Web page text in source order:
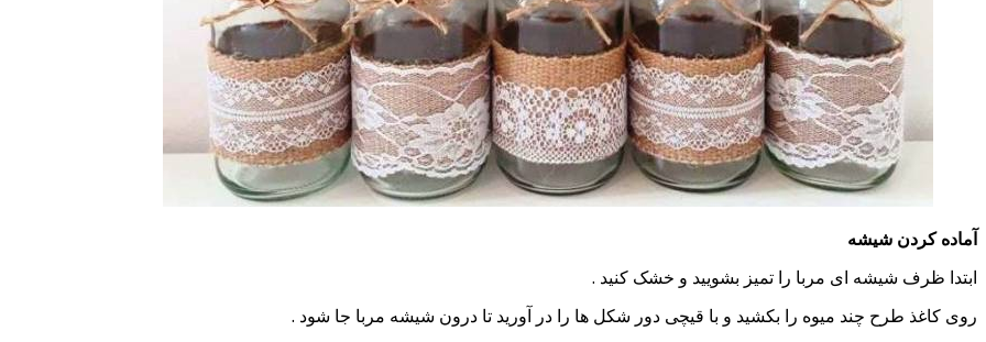
آماده کردن شیشه
ابتدا ظرف شیشه ای مربا را تمیز بشویید و خشک کنید .
روی کاغذ طرح چند میوه را بکشید و با قیچی دور شکل ها را در آورید تا درون شیشه مربا جا شود .